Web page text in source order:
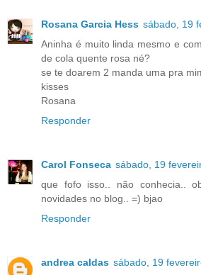
Rosana Garcia Hess sábado, 19
Aninha é muito linda mesmo e
de cola quente rosa né?
se te doarem 2 manda uma pra
kisses
Rosana
Responder
Carol Fonseca sábado, 19
que fofo isso.. não conhecia..
novidades no blog.. =) bjao
Responder
andrea caldas sábado, 19